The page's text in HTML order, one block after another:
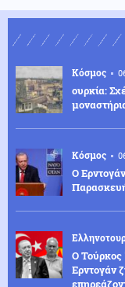
Κόσμος
ουρκία:
Κόσμος
Ο
Ο Τούρκος
Ερντογάν